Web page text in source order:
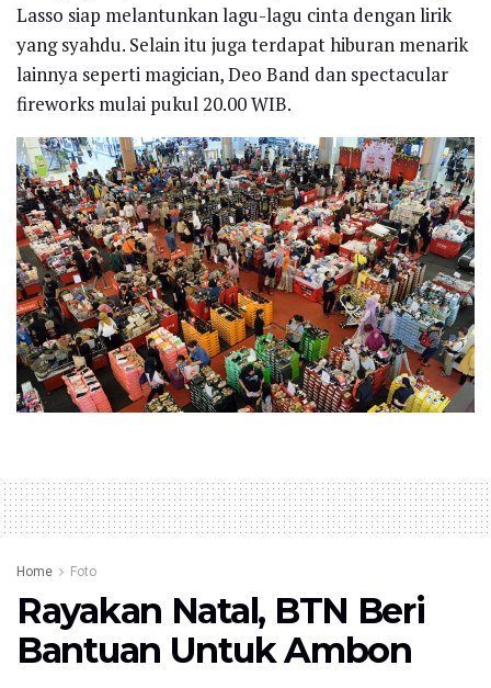
Lasso siap melantunkan lagu-lagu cinta dengan lirik
yang syahdu. Selain itu juga terdapat hiburan menarik
lainnya seperti magician, Deo Band dan spectacular
fireworks mulai pukul 20.00 WIB.
Home Foto
Rayakan Natal, BTN Beri
Bantuan Untuk Ambon